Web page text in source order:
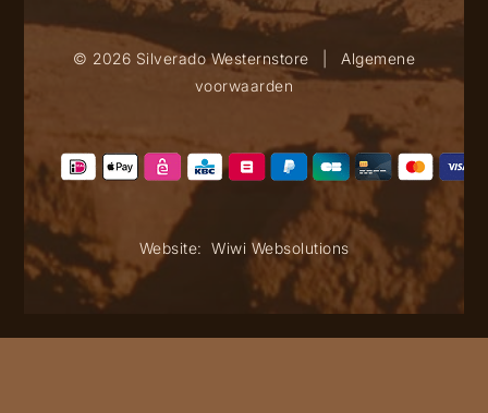
© 2026 Silverado Westernstore
Algemene
voorwaarden
Website: Wiwi Websolutions